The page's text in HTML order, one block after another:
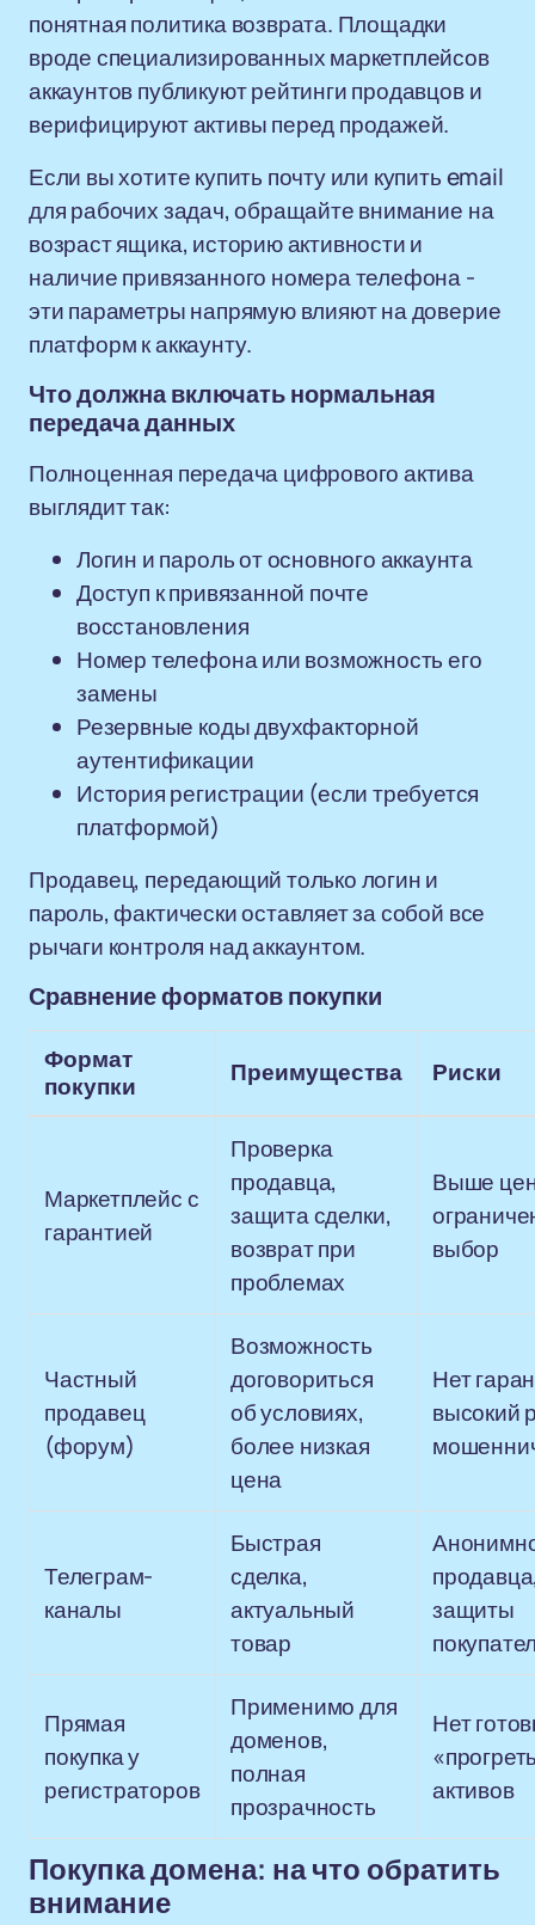
понятная политика возврата. Площадки
вроде специализированных маркетплейсов
аккаунтов публикуют рейтинги продавцов и
верифицируют активы перед продажей.
Если вы хотите купить почту или купить email
для рабочих задач, обращайте внимание на
возраст ящика, историю активности и
наличие привязанного номера телефона -
эти параметры напрямую влияют на доверие
платформ к аккаунту.
Что должна включать нормальная
передача данных
Полноценная передача цифрового актива
выглядит так:
Логин и пароль от основного аккаунта
Доступ к привязанной почте
восстановления
Номер телефона или возможность его
замены
Резервные коды двухфакторной
аутентификации
История регистрации (если требуется
платформой)
Продавец, передающий только логин и
пароль, фактически оставляет за собой все
рычаги контроля над аккаунтом.
Сравнение форматов покупки
Формат
покупки
Преимущества Риски
Маркетплейс с
гарантией
Проверка
продавца,
защита сделки,
возврат при
проблемах
Выше
выбор
Частный
продавец
(форум)
Возможность
договориться
об условиях,
более низкая
цена
Нет
высокий
Телеграм-
каналы
Быстрая
сделка,
актуальный
товар
защиты
Прямая
покупка у
регистраторов
Применимо для
доменов,
полная
прозрачность
Нет
активов
Покупка домена: на что обратить
внимание